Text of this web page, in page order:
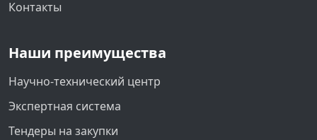
Контакты
Наши преимущества
Научно-технический центр
Экспертная система
Тендеры на закупки